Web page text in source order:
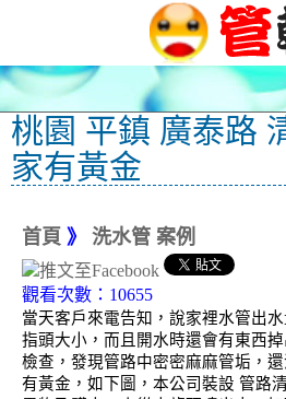
桃園 平鎮 廣泰路
家有黃金
首頁 》 洗水管 案例
觀看次數：10655
當天客戶來電告知，說家裡水管出
指頭大小，而且開水時還會有東西
檢查，發現管路中密密麻麻管垢，
有黃金，如下圖，本公司裝設 管路